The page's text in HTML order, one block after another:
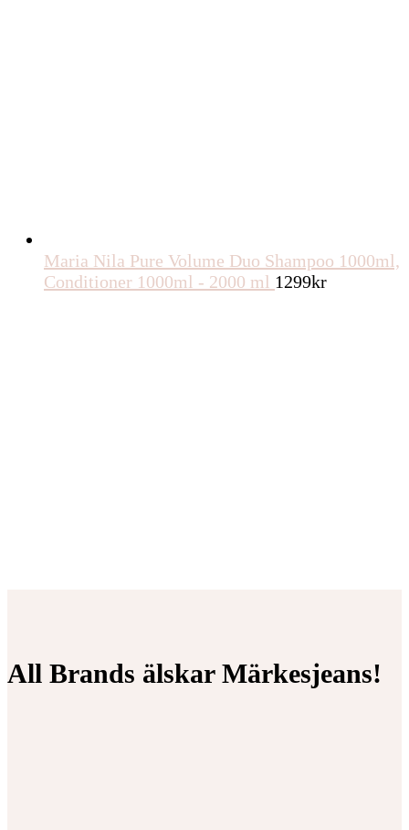
Maria Nila Pure Volume Duo Shampoo 1000ml,
Conditioner 1000ml - 2000 ml 1299kr
All Brands älskar Märkesjeans!